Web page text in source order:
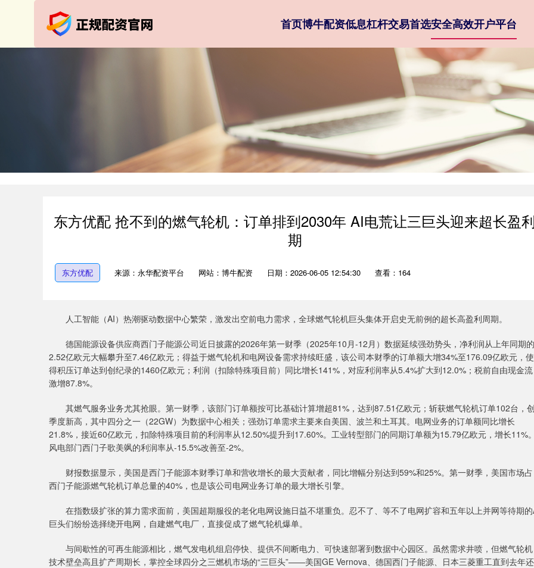
首页博牛配资低息杠杆交易首选安全高效开户平台
东方优配 抢不到的燃气轮机：订单排到2030年 AI电荒让三巨头迎来超长盈
期
东方优配 来源：永华配资平台 网站：博牛配资 日期：2026-06-05 12:54:30 查看：164
人工智能（AI）热潮驱动数据中心繁荣，激发出空前电力需求，全球燃气轮机巨头集体开启史无前例的超长高盈利周期。
德国能源设备供应商西门子能源公司近日披露的2026年第一财季（2025年10月-12月）数据延续强劲势头，净利润从上年同期的
2.52亿欧元大幅攀升至7.46亿欧元；得益于燃气轮机和电网设备需求持续旺盛，该公司本财季的订单额大增34%至176.09亿欧元，使
得积压订单达到创纪录的1460亿欧元；利润（扣除特殊项目前）同比增长141%，对应利润率从5.4%扩大到12.0%；税前自由现金流
激增87.8%。
其燃气服务业务尤其抢眼。第一财季，该部门订单额按可比基础计算增超81%，达到87.51亿欧元；斩获燃气轮机订单102台，创
季度新高，其中四分之一（22GW）为数据中心相关；强劲订单需求主要来自美国、波兰和土耳其。电网业务的订单额同比增长
21.8%，接近60亿欧元，扣除特殊项目前的利润率从12.50%提升到17.60%。工业转型部门的同期订单额为15.79亿欧元，增长11%。
风电部门西门子歌美飒的利润率从-15.5%改善至-2%。
财报数据显示，美国是西门子能源本财季订单和营收增长的最大贡献者，同比增幅分别达到59%和25%。第一财季，美国市场占
西门子能源燃气轮机订单总量的40%，也是该公司电网业务订单的最大增长引擎。
在指数级扩张的算力需求面前，美国超期服役的老化电网设施日益不堪重负。忍不了、等不了电网扩容和五年以上并网等待期的
巨头们纷纷选择绕开电网，自建燃气电厂，直接促成了燃气轮机爆单。
与间歇性的可再生能源相比，燃气发电机组启停快、提供不间断电力、可快速部署到数据中心园区。虽然需求井喷，但燃气轮机
技术壁垒高且扩产周期长，掌控全球四分之三燃机市场的“三巨头”——美国GE Vernova、德国西门子能源、日本三菱重工直到去年还